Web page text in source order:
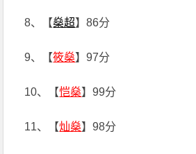
8、【燊超】86分
9、【筱燊】97分
10、【恺燊】99分
11、【灿燊】98分